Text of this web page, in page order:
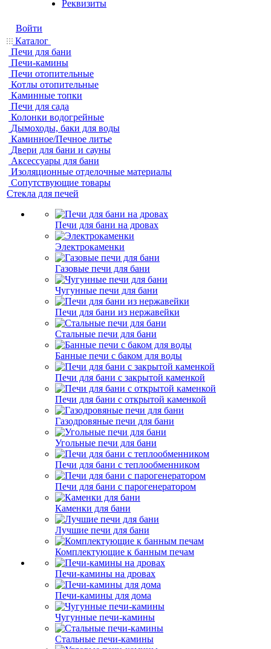
Реквизиты
Войти
Каталог
Печи для бани
Печи-камины
Печи отопительные
Котлы отопительные
Каминные топки
Печи для сада
Колонки водогрейные
Дымоходы, баки для воды
Каминное/Печное литье
Двери для бани и сауны
Аксессуары для бани
Изоляционные отделочные материалы
Сопутствующие товары
Стекла для печей
Печи для бани на дровах
Электрокаменки
Газовые печи для бани
Чугунные печи для бани
Печи для бани из нержавейки
Стальные печи для бани
Банные печи с баком для воды
Печи для бани с закрытой каменкой
Печи для бани с открытой каменкой
Газодровяные печи для бани
Угольные печи для бани
Печи для бани с теплообменником
Печи для бани с парогенератором
Каменки для бани
Лучшие печи для бани
Комплектующие к банным печам
Печи-камины на дровах
Печи-камины для дома
Чугунные печи-камины
Стальные печи-камины